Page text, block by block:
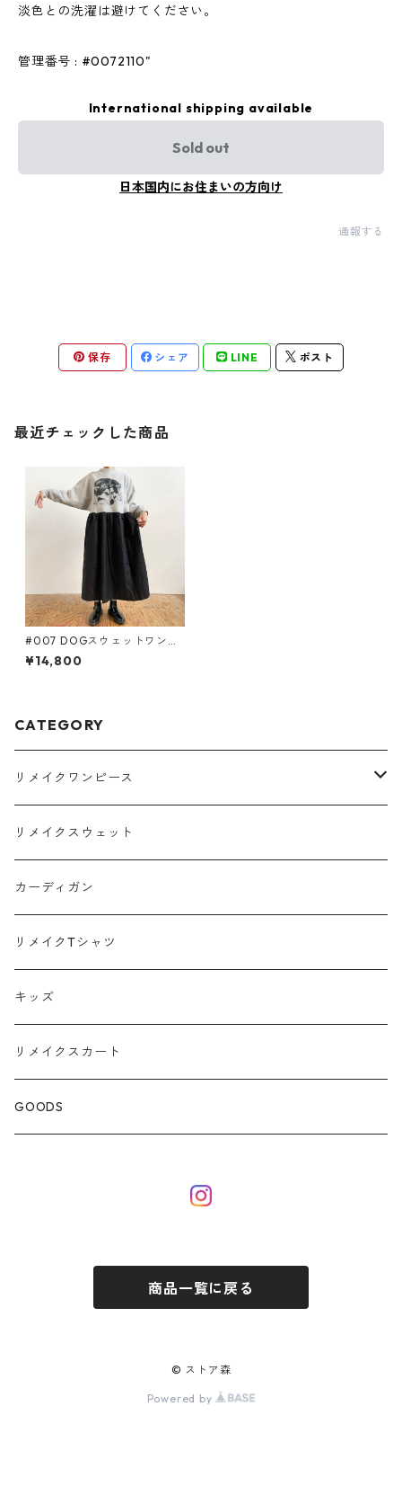
淡色との洗濯は避けてください。
管理番号 : #0072110"
International shipping available
Sold out
日本国内にお住まいの方向け
通報する
保存 シェア LINE ポスト
最近チェックした商品
#007 DOGスウェットワンピ
ース
¥14,800
CATEGORY
リメイクワンピース
Tシャツ
スウェット
ポロシャツ
リメイクスウェット
カーディガン
リメイクTシャツ
キッズ
リメイクスカート
GOODS
商品一覧に戻る
© ストア森
Powered by